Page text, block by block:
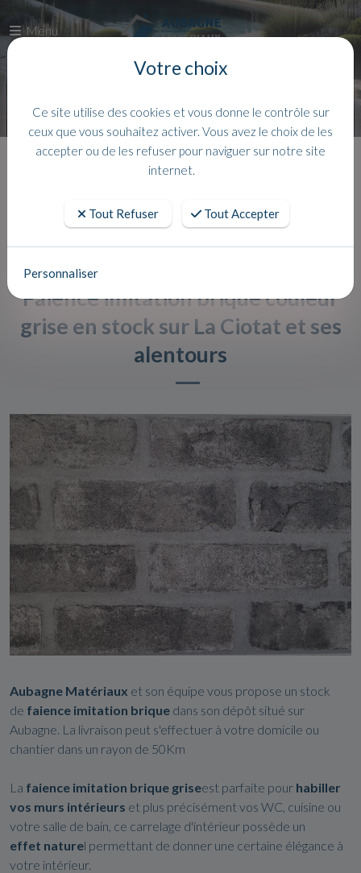
Menu
Accueil Actualites
Faience imitation brique couleur
grise en stock sur La Ciotat et ses
alentours
Aubagne Matériaux et son équipe vous propose un stock
de faience imitation brique dans son dépôt situé sur
Aubagne. La livraison peut s'effectuer à votre domicile ou
chantier dans un rayon de 50Km
La faience imitation brique griseest parfaite pour habiller
vos murs intérieurs et plus précisément vos WC, cuisine ou
votre salle de bain, ce carrelage d'intérieur possède un
effet naturel permettant de donner une certaine élégance à
votre intérieur.
Votre choix
Ce site utilise des cookies et vous donne le contrôle sur
ceux que vous souhaitez activer. Vous avez le choix de les
accepter ou de les refuser pour naviguer sur notre site
internet.
Tout Refuser Tout Accepter
Personnaliser